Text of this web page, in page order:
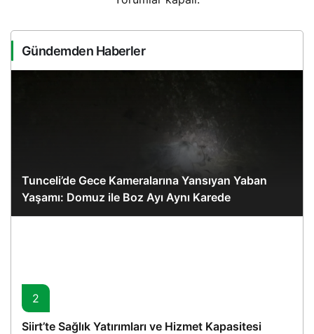
Gündemden Haberler
Tunceli’de Gece Kameralarına Yansıyan Yaban
Yaşamı: Domuz ile Boz Ayı Aynı Karede
2
Siirt’te Sağlık Yatırımları ve Hizmet Kapasitesi